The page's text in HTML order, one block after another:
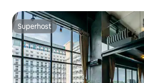
Superhost
Superhost